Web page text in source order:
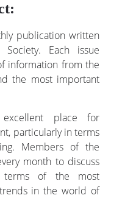
publication written
Each issue
information from the
the most important
place for
particularly in terms
Members of the
month to discuss
of the most
in the world of